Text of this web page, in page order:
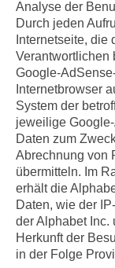
Analyse der
Durch jeden
Internetseite, die
Verantwortlichen
Google-
Internetbrowser
System der
jeweilige
Daten zum
Abrechnung von
übermitteln. Im
erhält die
Daten, wie der
der Alphabet Inc.
Herkunft der
in der Folge